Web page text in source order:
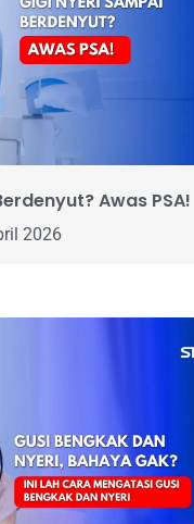
Awas PSA!
2026